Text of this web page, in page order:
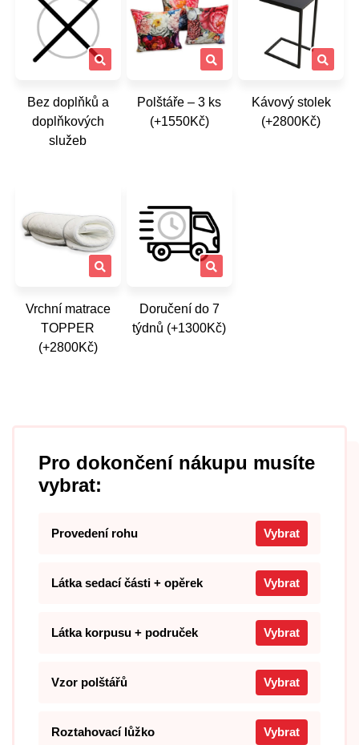
Bez doplňků a
doplňkových
služeb
Polštáře – 3 ks
(+1550Kč)
Kávový stolek
(+2800Kč)
Vrchní matrace
TOPPER
(+2800Kč)
Doručení do 7
týdnů (+1300Kč)
Pro dokončení nákupu musíte
vybrat:
Provedení rohu Vybrat
Látka sedací části + opěrek Vybrat
Látka korpusu + područek Vybrat
Vzor polštářů Vybrat
Roztahovací lůžko Vybrat